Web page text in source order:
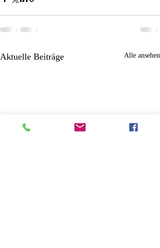
Aktuelle Beiträge Alle ansehen